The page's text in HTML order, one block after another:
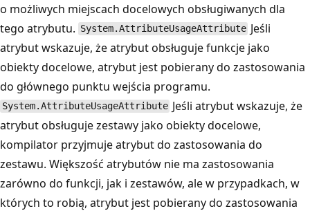
o możliwych miejscach docelowych obsługiwanych dla
tego atrybutu. System.AttributeUsageAttribute Jeśli
atrybut wskazuje, że atrybut obsługuje funkcje jako
obiekty docelowe, atrybut jest pobierany do zastosowania
do głównego punktu wejścia programu.
System.AttributeUsageAttribute Jeśli atrybut wskazuje, że
atrybut obsługuje zestawy jako obiekty docelowe,
kompilator przyjmuje atrybut do zastosowania do
zestawu. Większość atrybutów nie ma zastosowania
zarówno do funkcji, jak i zestawów, ale w przypadkach, w
których to robią, atrybut jest pobierany do zastosowania